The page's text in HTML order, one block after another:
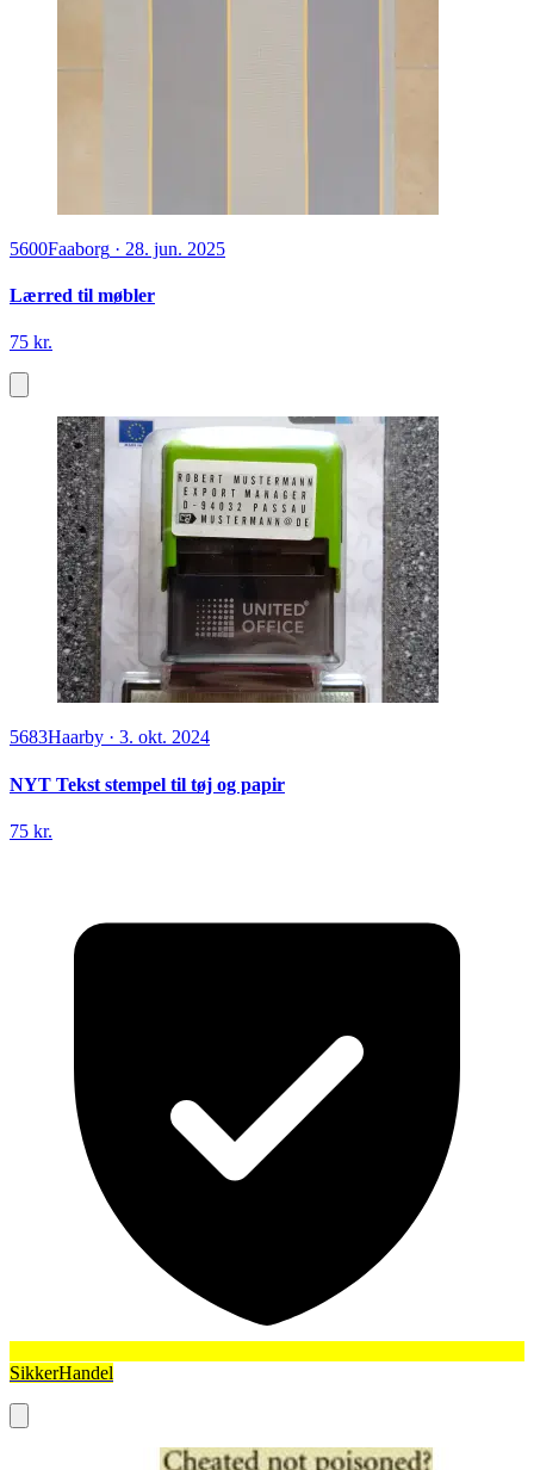
5600Faaborg · 28. jun. 2025
Lærred til møbler
75 kr.
5683Haarby · 3. okt. 2024
NYT Tekst stempel til tøj og papir
75 kr.
SikkerHandel